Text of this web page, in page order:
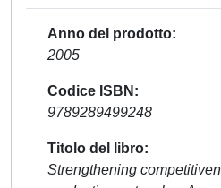
Anno del prodotto
2005
Codice ISBN
9789289499248
Titolo del libro
Strengthening